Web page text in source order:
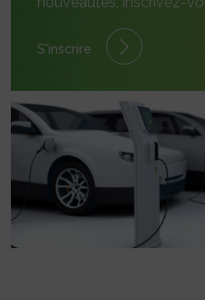
S'inscrire